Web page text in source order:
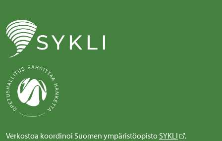
Verkostoa koordinoi Suomen ympäristöopisto SYKLI .